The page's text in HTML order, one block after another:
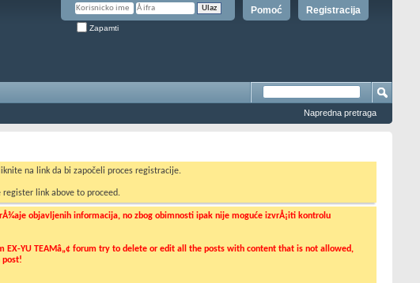
Registracija
Pomoć
Zapamti
Napredna pretraga
na link da bi započeli proces registracije.
register link above to proceed.
objavljenih informacija, no zbog obimnosti ipak nije moguće izvrÅ¡iti kontrolu
YU TEAMâ„¢ forum try to delete or edit all the posts with content that is not allowed,
post!